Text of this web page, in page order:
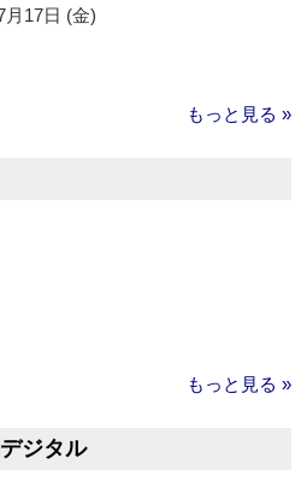
月17日 (金)
もっと見る »
もっと見る »
ジタル